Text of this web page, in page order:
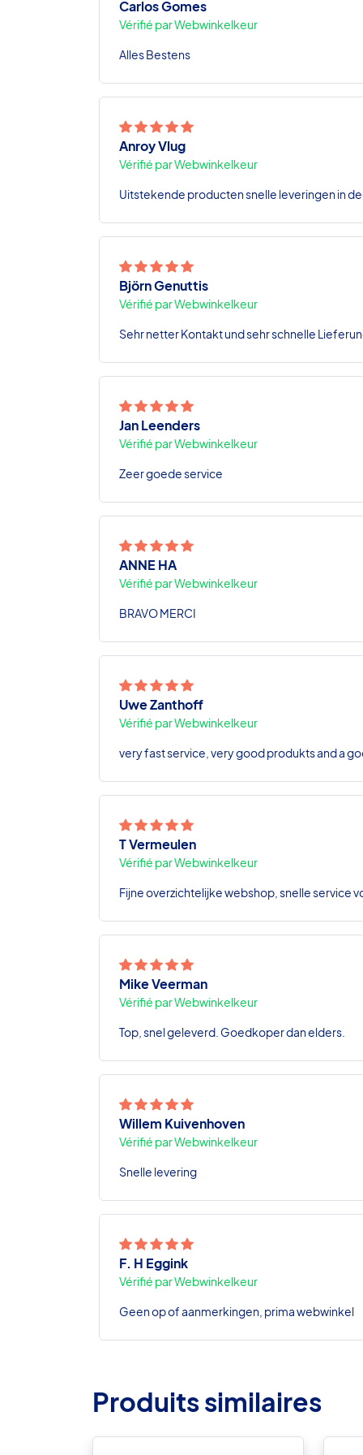
Carlos Gomes
Vérifié par Webwinkelkeur
Alles Bestens
Anroy Vlug
Vérifié par Webwinkelkeur
Uitstekende producten snelle leveringen in
Björn Genuttis
Vérifié par Webwinkelkeur
Sehr netter Kontakt und sehr schnelle
Jan Leenders
Vérifié par Webwinkelkeur
Zeer goede service
ANNE HA
Vérifié par Webwinkelkeur
BRAVO MERCI
Uwe Zanthoff
Vérifié par Webwinkelkeur
very fast service, very good produkts and a
T Vermeulen
Vérifié par Webwinkelkeur
Fijne overzichtelijke webshop, snelle service
Mike Veerman
Vérifié par Webwinkelkeur
Top, snel geleverd. Goedkoper dan elders.
Willem Kuivenhoven
Vérifié par Webwinkelkeur
Snelle levering
F. H Eggink
Vérifié par Webwinkelkeur
Geen op of aanmerkingen, prima webwinkel
Produits similaires